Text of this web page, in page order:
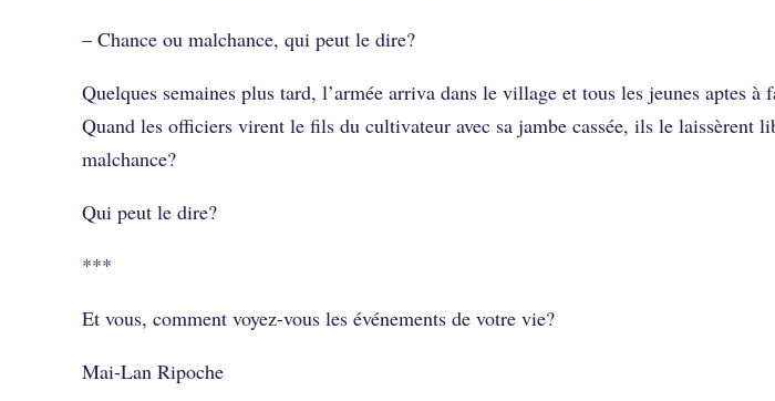
– Chance ou malchance, qui peut le dire?
Quelques semaines plus tard, l’armée arriva dans le village et tous les jeunes aptes
Quand les officiers virent le fils du cultivateur avec sa jambe cassée, ils le laissèrent
malchance?
Qui peut le dire?
***
Et vous, comment voyez-vous les événements de votre vie?
Mai-Lan Ripoche